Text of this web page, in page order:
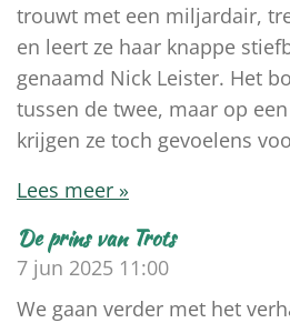
trouwt met een miljardair,
en leert ze haar knappe
genaamd Nick Leister. Het
tussen de twee, maar op
krijgen ze toch gevoelens
Lees meer »
De prins van Trots
7 jun 2025 11:00
We gaan verder met het